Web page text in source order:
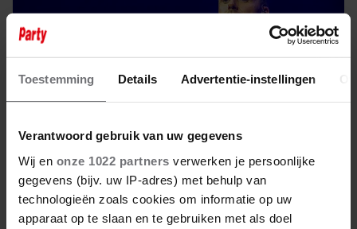
Toestemming Details Advertentie-instellingen
Verantwoord gebruik van uw gegevens
Wij en onze 1022 partners verwerken je persoonlijke
gegevens (bijv. uw IP-adres) met behulp van
technologieën zoals cookies om informatie op uw
apparaat op te slaan en te gebruiken met als doel
19 mei 2025